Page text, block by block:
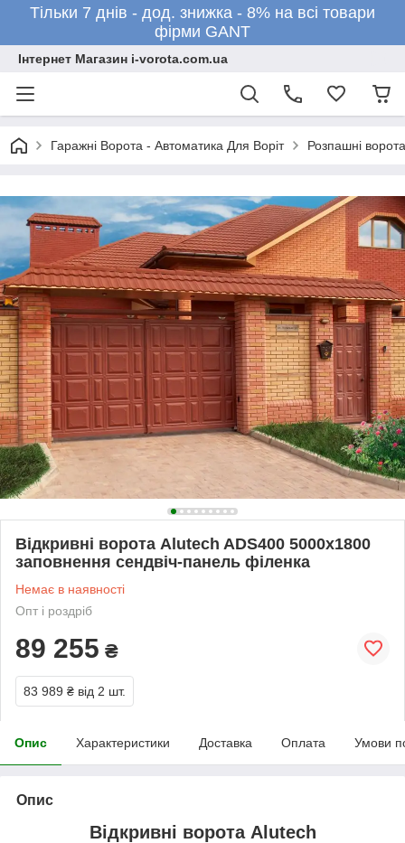
Тільки 7 днів - дод. знижка - 8% на всі товари
фірми GANT
Інтернет Магазин i-vorota.com.ua
Гаражні Ворота - Автоматика Для Воріт Розпашні ворота
Відкривні ворота Alutech ADS400 5000x1800
заповнення сендвіч-панель філенка
Немає в наявності
Опт і роздріб
89 255 ₴
83 989 ₴ від 2 шт.
Опис Характеристики Доставка Оплата Умови
Опис
Відкривні ворота Alutech